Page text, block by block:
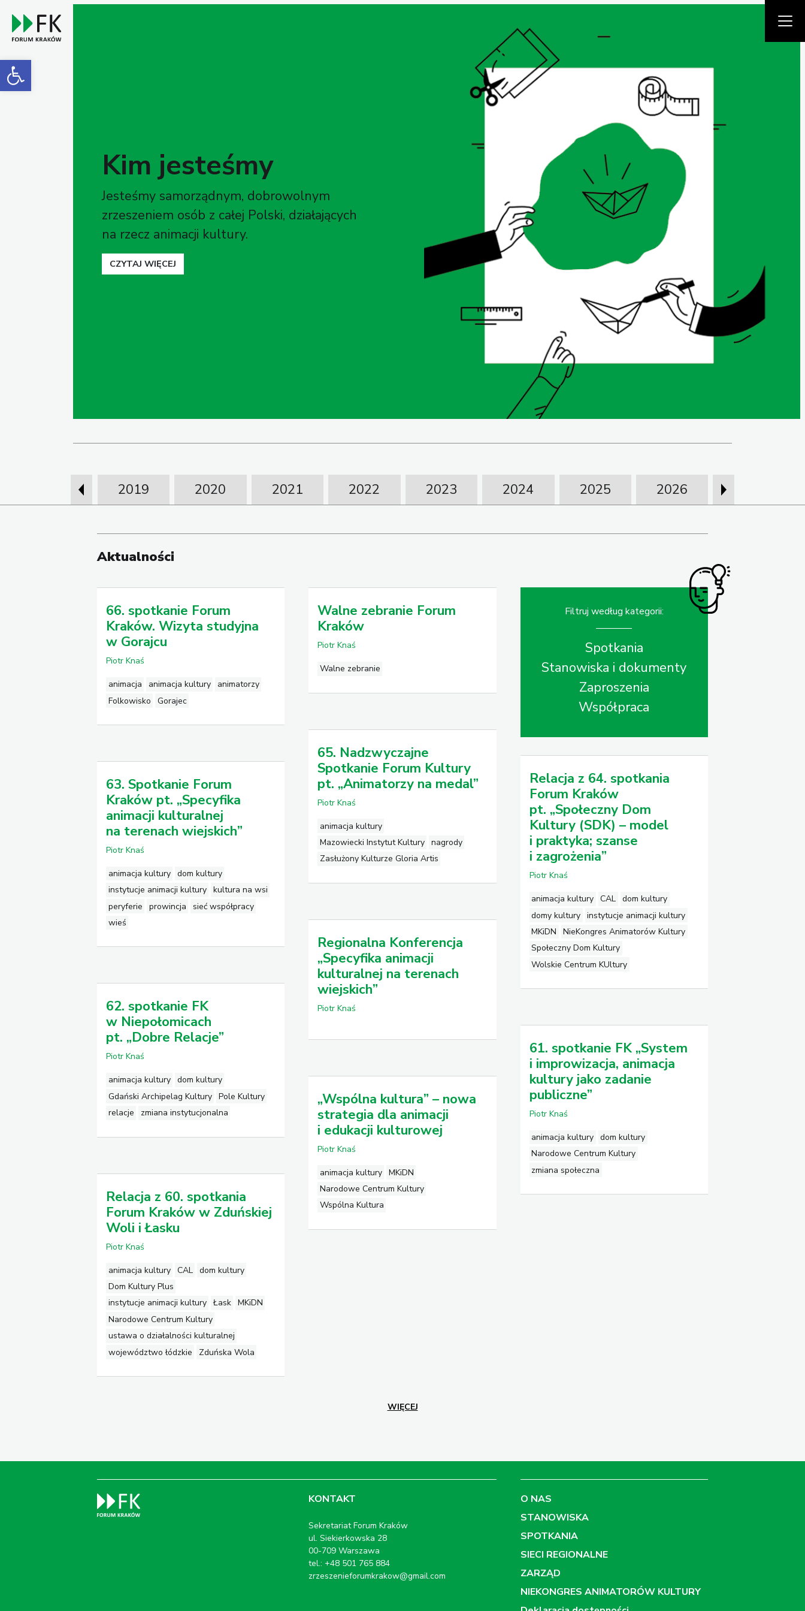
Open toolbar
Kim jesteśmy
Jesteśmy samorządnym, dobrowolnym
zrzeszeniem osób z całej Polski, działających
na rzecz animacji kultury.
CZYTAJ WIĘCEJ
2019 2020 2021 2022 2023 2024 2025 2026
‹
Aktualności
Filtruj według kategorii:
Spotkania
Stanowiska i dokumenty
Zaproszenia
Współpraca
66. spotkanie Forum
Kraków. Wizyta studyjna
w Gorajcu
Piotr Knaś
animacja animacja kultury
animatorzy
Folkowisko
Gorajec
Walne zebranie Forum
Kraków
Piotr Knaś
Walne zebranie
65. Nadzwyczajne
Spotkanie Forum Kultury
pt. „Animatorzy na medal”
Piotr Knaś
animacja kultury
Mazowiecki Instytut Kultury nagrody
Zasłużony Kulturze Gloria Artis
Relacja z 64. spotkania
Forum Kraków
pt. „Społeczny Dom
Kultury (SDK) – model
i praktyka; szanse
i zagrożenia”
Piotr Knaś
animacja kultury CAL dom kultury
domy kultury instytucje animacji kultury
MKiDN
NieKongres Animatorów Kultury
Społeczny Dom Kultury
Wolskie Centrum KUltury
63. Spotkanie Forum
Kraków pt. „Specyfika
animacji kulturalnej
na terenach wiejskich”
Piotr Knaś
animacja kultury
dom kultury
instytucje animacji kultury
kultura na wsi
peryferie
prowincja
sieć współpracy
wieś
Regionalna Konferencja
„Specyfika animacji
kulturalnej na terenach
wiejskich”
Piotr Knaś
62. spotkanie FK
w Niepołomicach
pt. „Dobre Relacje”
Piotr Knaś
animacja kultury
dom kultury
Gdański Archipelag Kultury
Pole Kultury
relacje
zmiana instytucjonalna
61. spotkanie FK „System
i improwizacja, animacja
kultury jako zadanie
publiczne”
Piotr Knaś
animacja kultury dom kultury
Narodowe Centrum Kultury
zmiana społeczna
„Wspólna kultura” – nowa
strategia dla animacji
i edukacji kulturowej
Piotr Knaś
animacja kultury MKiDN
Narodowe Centrum Kultury
Wspólna Kultura
Relacja z 60. spotkania
Forum Kraków w Zduńskiej
Woli i Łasku
Piotr Knaś
animacja kultury CAL
dom kultury
Dom Kultury Plus
instytucje animacji kultury Łask
MKiDN
Narodowe Centrum Kultury
ustawa o działalności kulturalnej
województwo łódzkie
Zduńska Wola
WIĘCEJ
O NAS
STANOWISKA
SPOTKANIA
SIECI REGIONALNE
ZARZĄD
NIEKONGRES ANIMATORÓW KULTURY
KONTAKT
Sekretariat Forum Kraków
ul. Siekierkowska 28
00-709 Warszawa
tel.: +48 501 765 884
zrzeszenieforumkrakow@gmail.com